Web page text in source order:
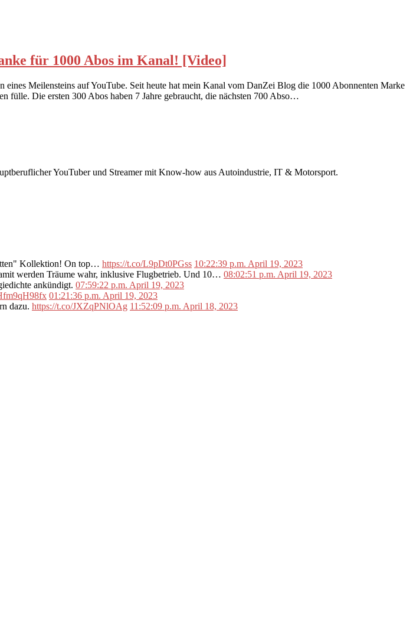
für 1000 Abos im Kanal! [Video]
Meilensteins auf YouTube. Seit heute hat mein Kanal vom DanZei Blog die 1000 Abonnenten Marke
fülle. Die ersten 300 Abos haben 7 Jahre gebraucht, die nächsten 700 Abso…
YouTuber und Streamer mit Know-how aus Autoindustrie, IT & Motorsport.
Kollektion! On top… https://t.co/L9pDt0PGss 10:22:39 p.m. April 19, 2023
werden Träume wahr, inklusive Flugbetrieb. Und 10… 08:02:51 p.m. April 19, 2023
ankündigt. 07:59:22 p.m. April 19, 2023
01:21:36 p.m. April 19, 2023
dazu. https://t.co/JXZqPNlOAg 11:52:09 p.m. April 18, 2023